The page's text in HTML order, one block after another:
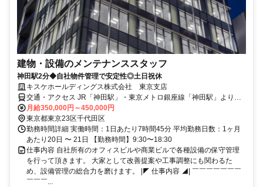
建物・設備のメンテナンススタッフ
神田駅2分◆自社物件管理で安定性◎土日祝休
キスケホールディングス株式会社 東京支店
交通・アクセス JR「神田駅」・東京メトロ銀座線「神田駅」より徒
歩2分
月給350,000円～450,000円
東京都東京23区千代田区
勤務時間詳細 実働時間：1日あたり7時間45分 平均勤務日数：1ヶ月
あたり20日 〜 21日 【勤務時間】9:30〜18:30
仕事内容 自社所有のオフィスビルや商業ビルで各種設備の保守管理
を行って頂きます。 大家として改善提案や工事調整にも関わるた
め、設備管理の総合力を磨けます。 |◤ 仕事内容 ◢| ￣￣￣￣￣￣￣
￣￣￣...